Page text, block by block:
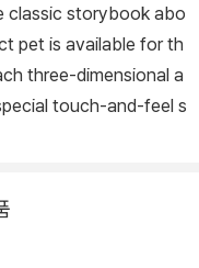
classic storybook abo
pet is available for th
three-dimensional a
touch-and-feel s